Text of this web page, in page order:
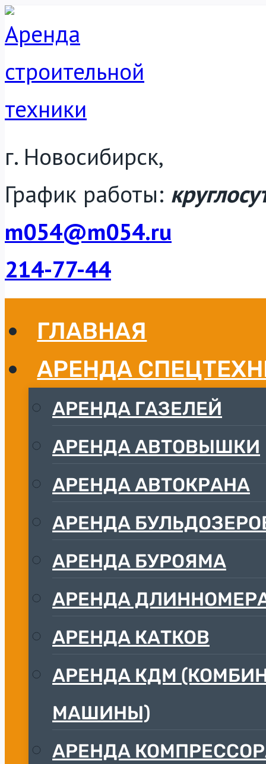
Перейти
к
содержанию
г. Новосибирск,
График работы:
m054@m054.ru
214-77-44
ГЛАВНАЯ
АРЕНДА
АРЕНДА ГАЗЕЛЕЙ
АРЕНДА АВТОВЫШКИ
АРЕНДА АВТОКРАНА
АРЕНДА
АРЕНДА БУРОЯМА
АРЕНДА
АРЕНДА КАТКОВ
АРЕНДА КДМ
МАШИНЫ)
АРЕНДА